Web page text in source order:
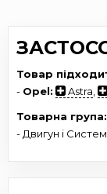
Товар
- Opel: Astra
Товарна група:
- Двигун і